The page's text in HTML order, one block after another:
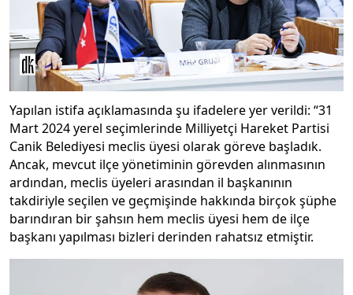
Yapılan istifa açıklamasında şu ifadelere yer verildi: “31
Mart 2024 yerel seçimlerinde Milliyetçi Hareket Partisi
Canik Belediyesi meclis üyesi olarak göreve başladık.
Ancak, mevcut ilçe yönetiminin görevden alınmasının
ardından, meclis üyeleri arasından il başkanının
takdiriyle seçilen ve geçmişinde hakkında birçok şüphe
barındıran bir şahsın hem meclis üyesi hem de ilçe
başkanı yapılması bizleri derinden rahatsız etmiştir.